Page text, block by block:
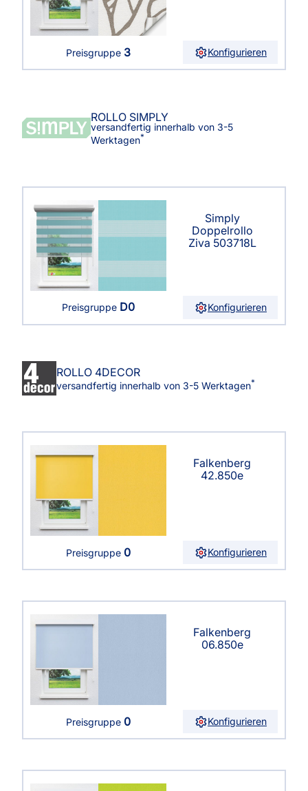
Preisgruppe 3 Konfigurieren
ROLLO SIMPLY
versandfertig innerhalb von 3-5
Werktagen*
Simply
Doppelrollo
Ziva 503718L
Preisgruppe D0 Konfigurieren
ROLLO 4DECOR
versandfertig innerhalb von 3-5 Werktagen*
Falkenberg
42.850e
Preisgruppe 0 Konfigurieren
Falkenberg
06.850e
Preisgruppe 0 Konfigurieren